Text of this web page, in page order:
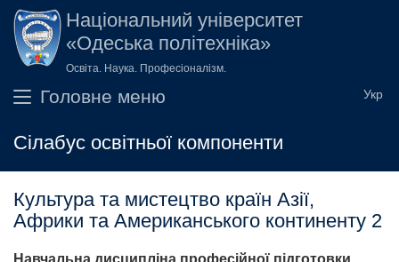
Перейти до основного вмісту
Національний університет
«Одеська політехніка»
Освіта. Наука. Професіоналізм.
Головне меню
Сілабус освітньої компоненти
Культура та мистецтво країн Азії,
Африки та Американського континенту 2
Навчальна дисципліна професійної підготовки